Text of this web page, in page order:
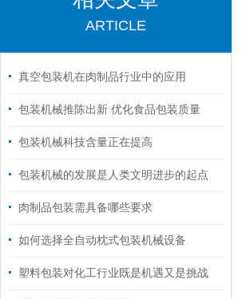
ARTICLE
真空包装机在肉制品行业中的应用
包装机械推陈出新 优化食品包装质量
包装机械科技含量正在提高
包装机械的发展是人类文明进步的起点
肉制品包装需具备哪些要求
如何选择全自动枕式包装机械设备
塑料包装对化工行业既是机遇又是挑战